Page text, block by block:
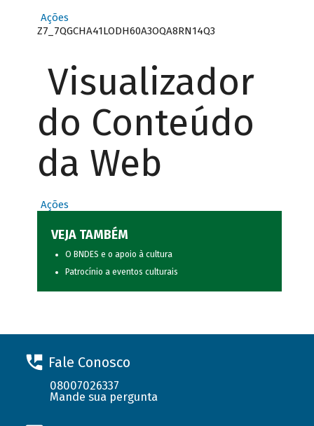
Ações
Z7_7QGCHA41LODH60A3OQA8RN14Q3
Visualizador
do Conteúdo
da Web
Ações
VEJA TAMBÉM
O BNDES e o apoio à cultura
Patrocínio a eventos culturais
Fale Conosco
08007026337
Mande sua pergunta